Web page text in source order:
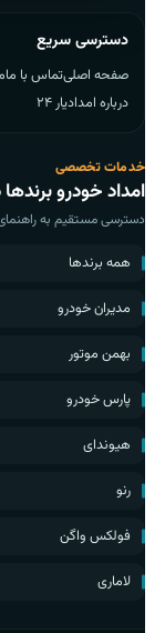
دسترسی سریع
صفحه اصلیتماس با ما
درباره امدادیار ۲۴
خدمات تخصصی
امداد خودرو برندها
دسترسی مستقیم به
همه برندها
مدیران خودرو
بهمن موتور
پارس خودرو
هیوندای
رنو
فولکس واگن
لاماری